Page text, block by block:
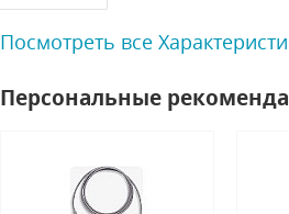
Посмотреть все
Персональные